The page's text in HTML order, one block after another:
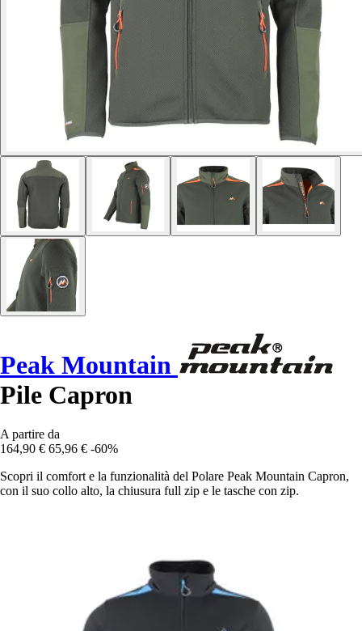
Peak Mountain
Pile Capron
A partire da
164,90 € 65,96 € -60%
Scopri il comfort e la funzionalità del Polare Peak Mountain Capron,
con il suo collo alto, la chiusura full zip e le tasche con zip.